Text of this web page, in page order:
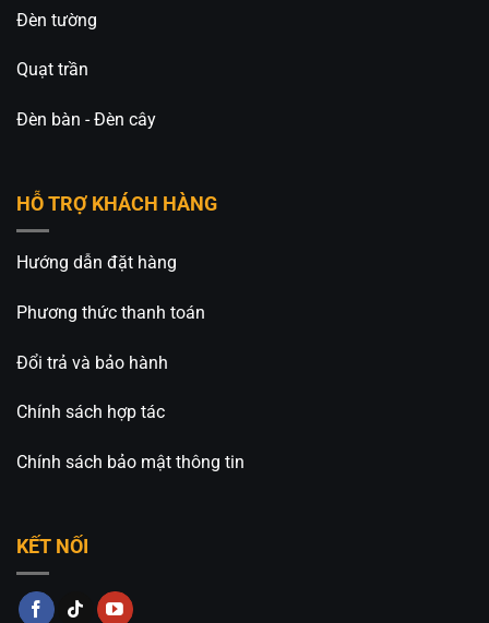
Không chỉ là quạt làm mát, QT-556-01K còn được
Ánh sáng vàng.
Người dùng có thể dễ dàng thay đổi màu sắc ánh
sáng để phù hợp với từng thời điểm và nhu cầu sử
tích lắp đặt và tăng tính thẩm mỹ cho không gian
556-01K phù hợp với nhiều không gian:
Phòng khách gia đình.
Đèn tường
Quạt trần
Đèn bàn - Đèn cây
HỖ TRỢ KHÁCH HÀNG
Hướng dẫn đặt hàng
Phương thức thanh toán
Đổi trả và bảo hành
Chính sách hợp tác
Chính sách bảo mật thông tin
KẾT NỐI